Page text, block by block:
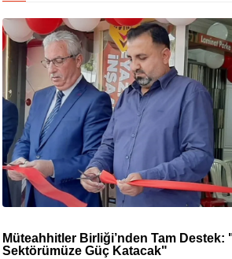
Müteahhitler Birliği’nden Tam Destek:
Sektörümüze Güç Katacak"